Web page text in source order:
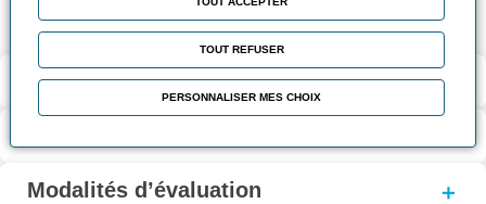
Validation et certification
Modalités d’évaluation
TOUT REFUSER
PERSONNALISER MES CHOIX